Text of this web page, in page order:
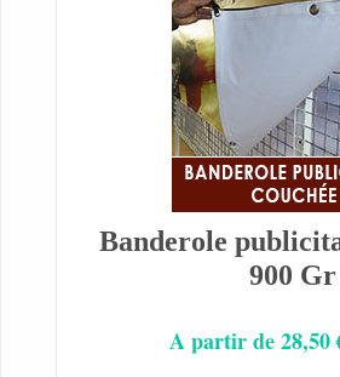
Banderole
900 Gr
A partir de 28,50